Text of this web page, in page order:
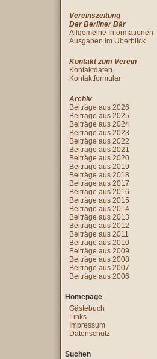
Vereinszeitung
Der Berliner Bär
Allgemeine Informationen
Ausgaben im Überblick
Kontakt zum Verein
Kontaktdaten
Kontaktformular
Archiv
Beiträge aus 2026
Beiträge aus 2025
Beiträge aus 2024
Beiträge aus 2023
Beiträge aus 2022
Beiträge aus 2021
Beiträge aus 2020
Beiträge aus 2019
Beiträge aus 2018
Beiträge aus 2017
Beiträge aus 2016
Beiträge aus 2015
Beiträge aus 2014
Beiträge aus 2013
Beiträge aus 2012
Beiträge aus 2011
Beiträge aus 2010
Beiträge aus 2009
Beiträge aus 2008
Beiträge aus 2007
Beiträge aus 2006
Homepage
Gästebuch
Links
Impressum
Datenschutz
Suchen